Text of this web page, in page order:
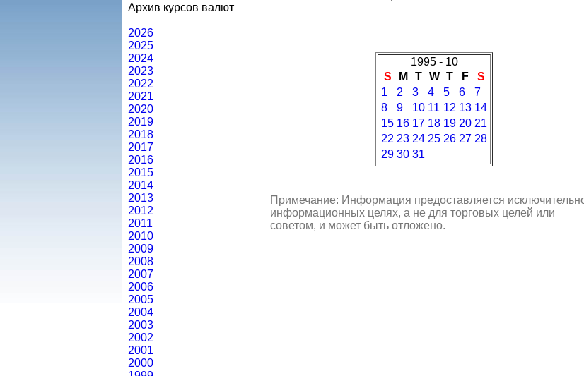
Архив курсов валют
2026
2025
2024
2023
2022
2021
2020
2019
2018
2017
2016
2015
2014
2013
2012
2011
2010
2009
2008
2007
2006
2005
2004
2003
2002
2001
2000
1995 - 10
S
M T W T F
S
1
2 3 4 5 6
7
8
9 10 11 12 13 14
15 16 17 18 19 20 21
22 23 24 25 26 27 28
29 30 31
Примечание: Информация предоставляется
информационных целях, а не для торговых целей или
советом, и может быть отложено.